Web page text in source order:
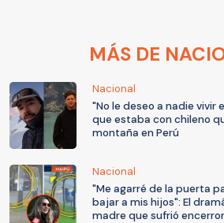
MÁS DE
Nacional
"No le deseo a nadie vivir
que estaba con chileno
montaña en Perú
Nacional
"Me agarré de la puerta
bajar a mis hijos": El
madre que sufrió